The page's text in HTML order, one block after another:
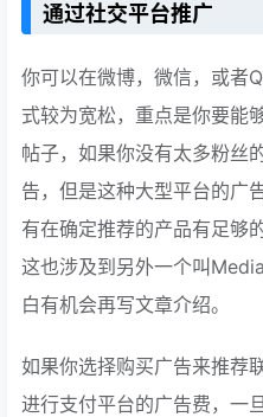
通过社交平台推广
你可以在微博，微信，或者
式较为宽松，重点是你要能
帖子，如果你没有太多粉丝
告，但是这种大型平台的广
有在确定推荐的产品有足够
这也涉及到另外一个叫
白有机会再写文章介绍。
如果你选择购买广告来推荐
进行支付平台的广告费，一